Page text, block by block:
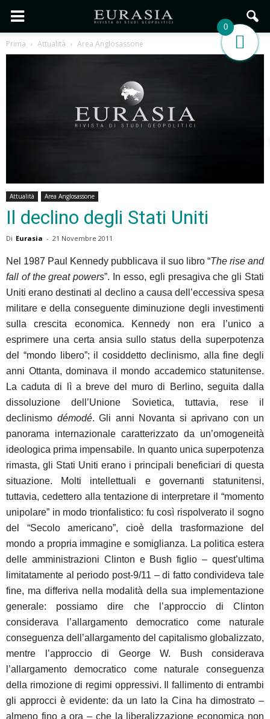
Prima Attualità Area Anglosassone
Attualità Area Anglosassone
Il declino degli Stati Uniti
Di Eurasia - 21 Novembre 2011
Nel 1987 Paul Kennedy pubblicava il suo libro “The rise and
fall of the great powers”.
In esso, egli presagiva che gli Stati
Uniti erano destinati al declino a causa dell’eccessiva spesa
militare e della conseguente diminuzione degli investimenti
sulla crescita economica. Kennedy non era l’unico a
esprimere una certa ansia sullo status della superpotenza
del “mondo libero”; il cosiddetto declinismo, alla fine degli
anni Ottanta, dominava il mondo accademico statunitense.
La caduta di lì a breve del muro di Berlino, seguita dalla
dissoluzione dell’Unione Sovietica, tuttavia, rese il
declinismo démodé. Gli anni Novanta si aprivano con un
panorama internazionale caratterizzato da un’omogeneità
ideologica prima impensabile. In quanto unica superpotenza
rimasta, gli Stati Uniti erano i principali beneficiari di questa
situazione. Molti intellettuali e governanti statunitensi,
tuttavia, cedettero alla tentazione di interpretare il “momento
unipolare” in modo trionfalistico: fu così rispolverato il sogno
del “Secolo americano”, cioè della trasformazione del
mondo a propria immagine e somiglianza. La politica estera
delle amministrazioni Clinton e Bush figlio – quest’ultima
limitatamente al periodo post-9/11 – di fatto condivideva tale
fine, ma differiva nella modalità della sua implementazione
generale: possiamo dire che l’approccio di Clinton
considerava l’allargamento democratico come naturale
conseguenza dell’allargamento del capitalismo globalizzato,
mentre l’approccio di George W. Bush considerava
l’allargamento democratico come naturale conseguenza
della rimozione di regimi oppressivi. Il fallimento di entrambi
gli approcci è evidente: da un lato la Cina ha dimostrato –
almeno fino a ora – che la liberalizzazione economica non
0